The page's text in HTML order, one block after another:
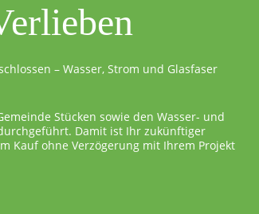
– Wasser, Strom und Glasfaser
Stücken sowie den Wasser- und
Damit ist Ihr zukünftiger
Kauf ohne Verzögerung mit Ihrem Projekt